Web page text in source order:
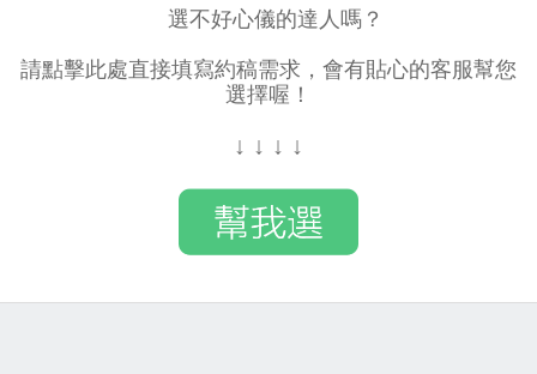
選不好心儀的達人嗎？
請點擊此處直接填寫約稿需求，會有貼心的客服幫您
選擇喔！
↓ ↓ ↓ ↓